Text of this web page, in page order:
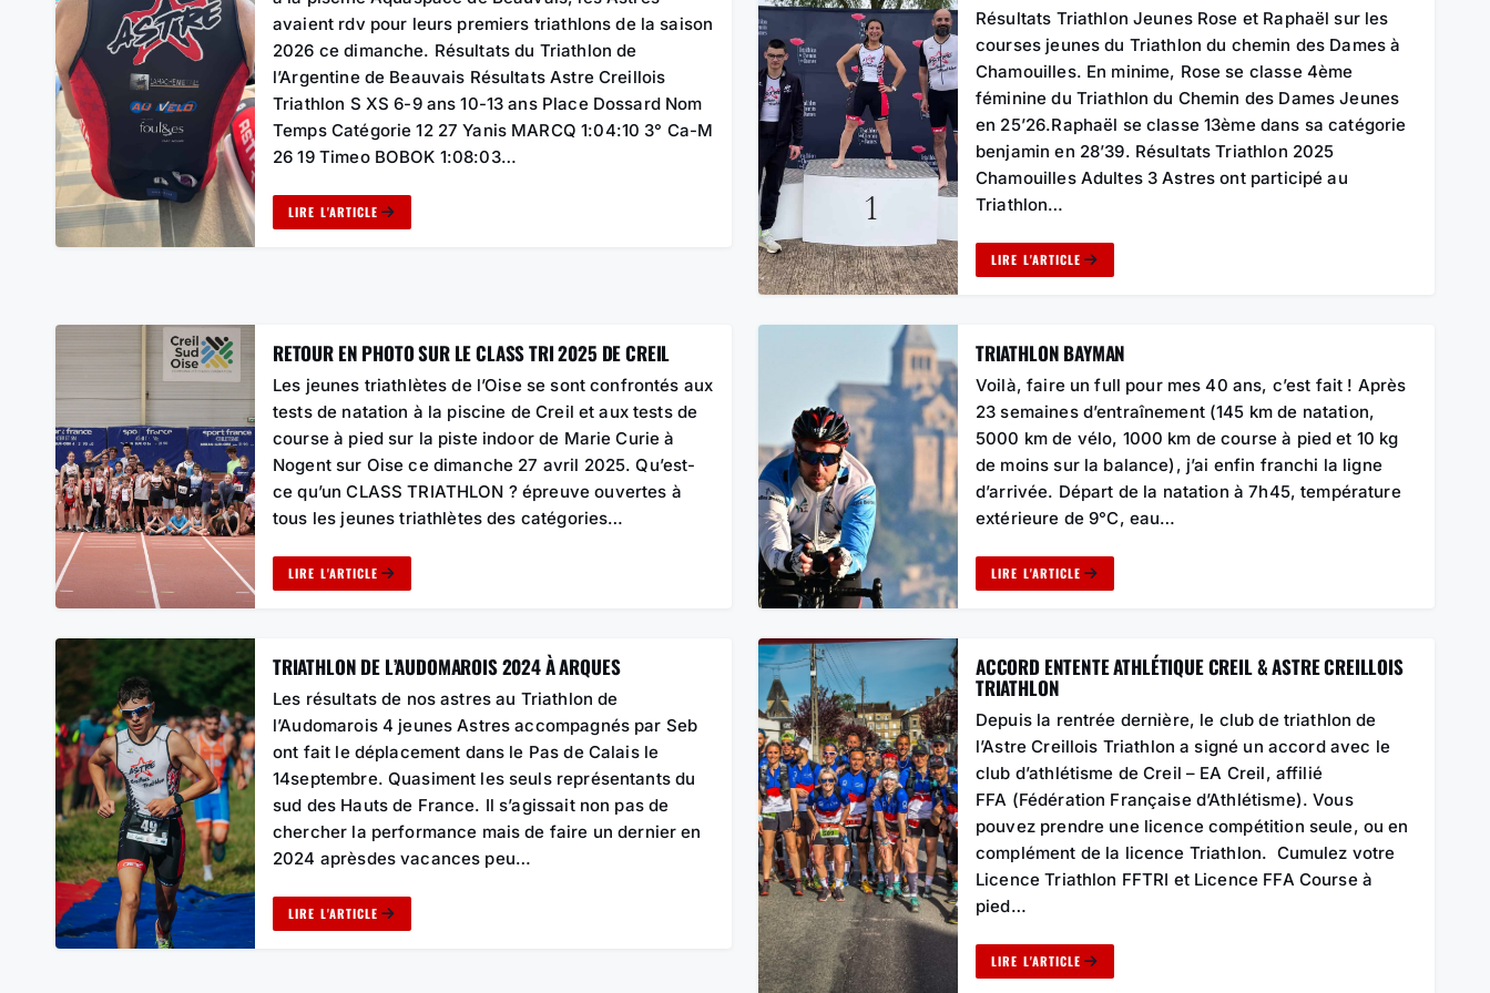
avaient rdv pour leurs premiers triathlons de la saison
2026 ce dimanche. Résultats du Triathlon de
l’Argentine de Beauvais Résultats Astre Creillois
Triathlon S XS 6-9 ans 10-13 ans Place Dossard Nom
Temps Catégorie 12 27 Yanis MARCQ 1:04:10 3° Ca-M
26 19 Timeo BOBOK 1:08:03…
LIRE L'ARTICLE
Résultats Triathlon Jeunes Rose et Raphaël sur les
courses jeunes du Triathlon du chemin des Dames à
Chamouilles. En minime, Rose se classe 4ème
féminine du Triathlon du Chemin des Dames Jeunes
en 25’26.Raphaël se classe 13ème dans sa catégorie
benjamin en 28’39. Résultats Triathlon 2025
Chamouilles Adultes 3 Astres ont participé au
Triathlon…
LIRE L'ARTICLE
RETOUR EN PHOTO SUR LE CLASS TRI 2025 DE CREIL
Les jeunes triathlètes de l’Oise se sont confrontés aux
tests de natation à la piscine de Creil et aux tests de
course à pied sur la piste indoor de Marie Curie à
Nogent sur Oise ce dimanche 27 avril 2025. Qu’est-
ce qu’un CLASS TRIATHLON ? épreuve ouvertes à
tous les jeunes triathlètes des catégories…
LIRE L'ARTICLE
TRIATHLON BAYMAN
Voilà, faire un full pour mes 40 ans, c’est fait ! Après
23 semaines d’entraînement (145 km de natation,
5000 km de vélo, 1000 km de course à pied et 10 kg
de moins sur la balance), j’ai enfin franchi la ligne
d’arrivée. Départ de la natation à 7h45, température
extérieure de 9°C, eau…
LIRE L'ARTICLE
TRIATHLON DE L’AUDOMAROIS 2024 À ARQUES
Les résultats de nos astres au Triathlon de
l’Audomarois 4 jeunes Astres accompagnés par Seb
ont fait le déplacement dans le Pas de Calais le
14septembre. Quasiment les seuls représentants du
sud des Hauts de France. Il s’agissait non pas de
chercher la performance mais de faire un dernier en
2024 aprèsdes vacances peu…
LIRE L'ARTICLE
ACCORD ENTENTE ATHLÉTIQUE CREIL & ASTRE CREILLOIS
TRIATHLON
Depuis la rentrée dernière, le club de triathlon de
l’Astre Creillois Triathlon a signé un accord avec le
club d’athlétisme de Creil – EA Creil, affilié
FFA (Fédération Française d’Athlétisme). Vous
pouvez prendre une licence compétition seule, ou en
complément de la licence Triathlon. Cumulez votre
Licence Triathlon FFTRI et Licence FFA Course à
pied…
LIRE L'ARTICLE